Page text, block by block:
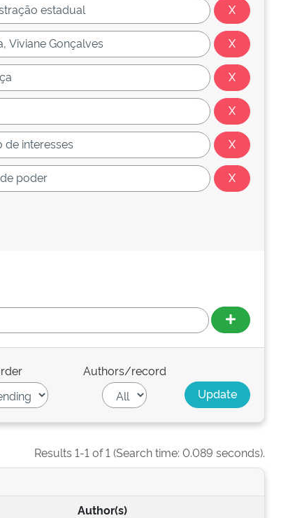
Authors/record
Results 1-1 of 1 (Search time: 0.089 seconds).
Author(s)